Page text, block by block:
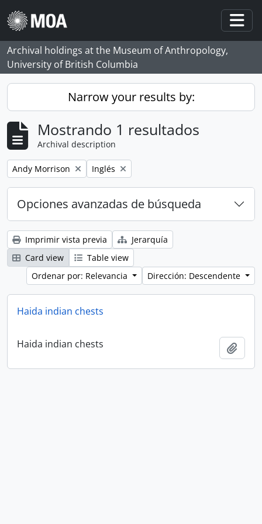
Skip to main content
Archival holdings at the Museum of Anthropology,
University of British Columbia
Narrow your results by:
Mostrando 1 resultados
Archival description
Remove filter:
Andy Morrison Remove filter:
Inglés
Opciones avanzadas de búsqueda
Imprimir vista previa
Jerarquía
Card view
Table view
Ordenar por: Relevancia
Dirección: Descendente
Haida indian chests
Haida indian chests